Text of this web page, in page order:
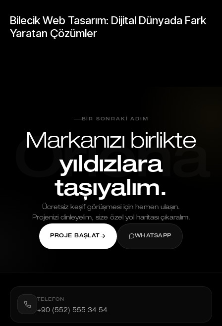
Bilecik Web Tasarım: Dijital Dünyada Fark
Yaratan Çözümler
Oriona
BIR SONRAKI ADIM
Markanızı birlikte
yıldızlara
taşıyalım.
Ücretsiz keşif görüşmesi için hemen ulaşın.
Projenizi dinleyelim, size özel yol haritası çıkaralım.
PROJE BAŞLAT WHATSAPP
TELEFON
+90 (552) 555 34 54